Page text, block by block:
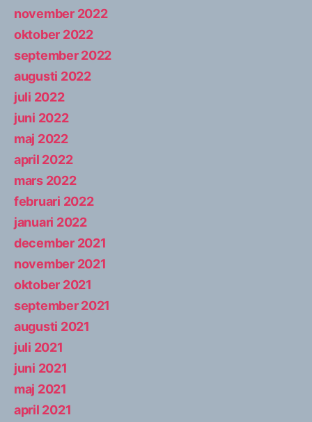
november 2022
oktober 2022
september 2022
augusti 2022
juli 2022
juni 2022
maj 2022
april 2022
mars 2022
februari 2022
januari 2022
december 2021
november 2021
oktober 2021
september 2021
augusti 2021
juli 2021
juni 2021
maj 2021
april 2021